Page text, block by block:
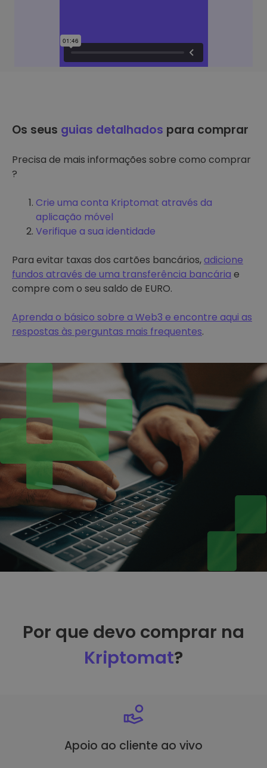
Os seus guias detalhados para comprar
Precisa de mais informações sobre como comprar
?
Crie uma conta Kriptomat através da
aplicação móvel
Verifique a sua identidade
Para evitar taxas dos cartões bancários,adicione
fundos através de uma transferência bancária e
compre com o seu saldo de EURO.
Aprenda o básico sobre a Web3 e encontre aqui as
respostas às perguntas mais frequentes.
Por que devo comprar na
Kriptomat?
Apoio ao cliente ao vivo